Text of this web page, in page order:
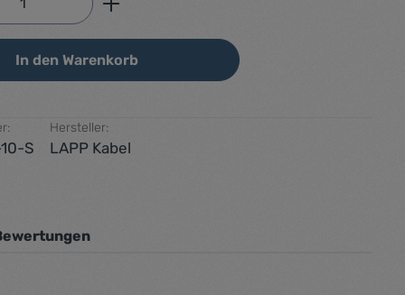
In den Warenkorb
S
Hersteller:
LAPP Kabel